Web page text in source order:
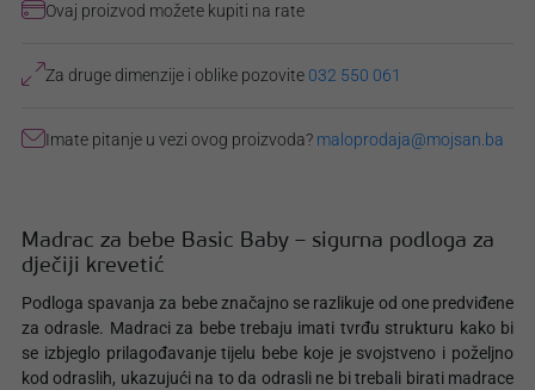
Ovaj proizvod možete kupiti na rate
Za druge dimenzije i oblike pozovite 032 550 061
Imate pitanje u vezi ovog proizvoda? maloprodaja@mojsan.ba
Madrac za bebe Basic Baby – sigurna podloga za
dječiji krevetić
Podloga spavanja za bebe značajno se razlikuje od one predviđene
za odrasle. Madraci za bebe trebaju imati tvrđu strukturu kako bi
se izbjeglo prilagođavanje tijelu bebe koje je svojstveno i poželjno
kod odraslih, ukazujući na to da odrasli ne bi trebali birati madrace